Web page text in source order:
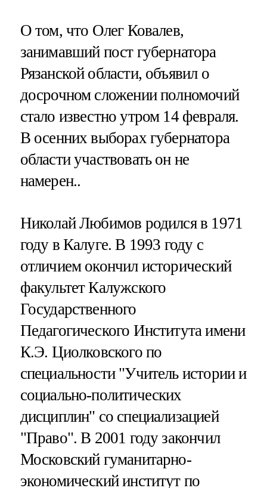
О том, что Олег Ковалев,
занимавший пост губернатора
Рязанской области, объявил о
досрочном сложении полномочий
стало известно утром 14 февраля.
В осенних выборах губернатора
области участвовать он не
намерен..
Николай Любимов родился в 1971
году в Калуге. В 1993 году с
отличием окончил исторический
факультет Калужского
Государственного
Педагогического Института имени
К.Э. Циолковского по
специальности "Учитель истории и
социально-политических
дисциплин" со специализацией
"Право". В 2001 году закончил
Московский гуманитарно-
экономический институт по